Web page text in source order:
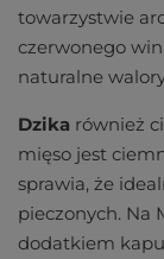
towarzystwie
czerwonego
naturalne
Dzika również
mięso jest
sprawia, że
pieczonych. Na
dodatkiem